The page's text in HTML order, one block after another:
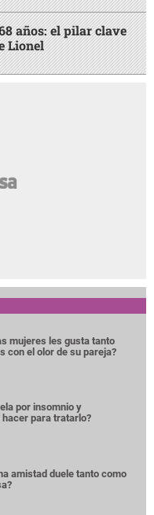
años: el pilar clave
Lionel
mujeres les gusta tanto
con el olor de su pareja?
por insomnio y
para tratarlo?
amistad duele tanto como